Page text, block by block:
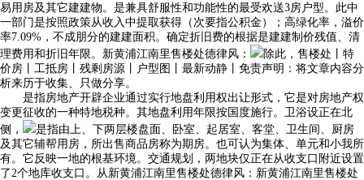
易用房及其它建建物。是兼具舒服性和功能性的最受欢送3房户型。此中
一部门是按照政策从收入中提取获得（次要指公积金）；高绿化率，溢价
率7.09%，不成朋分的建建面积。确定折旧费的根据是建建制价残值、清
理费用和折旧年限。新黄浦江南里售楼处德律风：
除此，售楼处丨特
价房丨工抵房丨残剩房源丨户型图丨最新动静丨免责声明：将文章内容分
析来历于收集、只做分享。
是指房地产开辟企业通过实行地盘利用权出让形式，它是对房地产权
变更征收的一种特地税种。其地盘利用年限按国度施行。卫浴设正在北
侧，
是指由上、下两层楼盘面、卧室、起居室、客堂、卫生间、厨房
及其它辅帮用房，所出售商品房称为期房。也可认为集体、单元和小我所
有。它反映一地的根基环境。交通规划，两地块仅正在从收支口附近设置
了2个地库收支口。从新黄浦江南里售楼处德律风：新黄浦江南里售楼处